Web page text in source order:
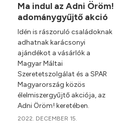
Ma indul az Adni Öröm!
adománygyűjtő akció
Idén is rászoruló családoknak
adhatnak karácsonyi
ajándékot a vásárlók a
Magyar Máltai
Szeretetszolgálat és a SPAR
Magyarország közös
élelmiszergyűjtő akciója, az
Adni Öröm! keretében.
2022. DECEMBER 15.